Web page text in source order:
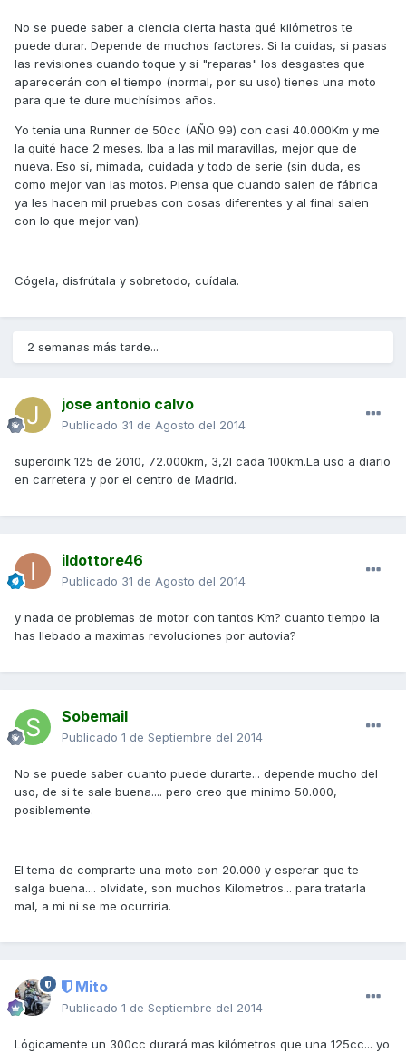
No se puede saber a ciencia cierta hasta qué kilómetros te
puede durar. Depende de muchos factores. Si la cuidas, si pasas
las revisiones cuando toque y si "reparas" los desgastes que
aparecerán con el tiempo (normal, por su uso) tienes una moto
para que te dure muchísimos años.
Yo tenía una Runner de 50cc (AÑO 99) con casi 40.000Km y me
la quité hace 2 meses. Iba a las mil maravillas, mejor que de
nueva. Eso sí, mimada, cuidada y todo de serie (sin duda, es
como mejor van las motos. Piensa que cuando salen de fábrica
ya les hacen mil pruebas con cosas diferentes y al final salen
con lo que mejor van).
Cógela, disfrútala y sobretodo, cuídala.
2 semanas más tarde...
jose antonio calvo
Publicado 31 de Agosto del 2014
superdink 125 de 2010, 72.000km, 3,2l cada 100km.La uso a diario
en carretera y por el centro de Madrid.
ildottore46
Publicado 31 de Agosto del 2014
y nada de problemas de motor con tantos Km? cuanto tiempo la
has llebado a maximas revoluciones por autovia?
Sobemail
Publicado 1 de Septiembre del 2014
No se puede saber cuanto puede durarte... depende mucho del
uso, de si te sale buena.... pero creo que minimo 50.000,
posiblemente.
El tema de comprarte una moto con 20.000 y esperar que te
salga buena.... olvidate, son muchos Kilometros... para tratarla
mal, a mi ni se me ocurriria.
Mito
Publicado 1 de Septiembre del 2014
Lógicamente un 300cc durará mas kilómetros que una 125cc... yo